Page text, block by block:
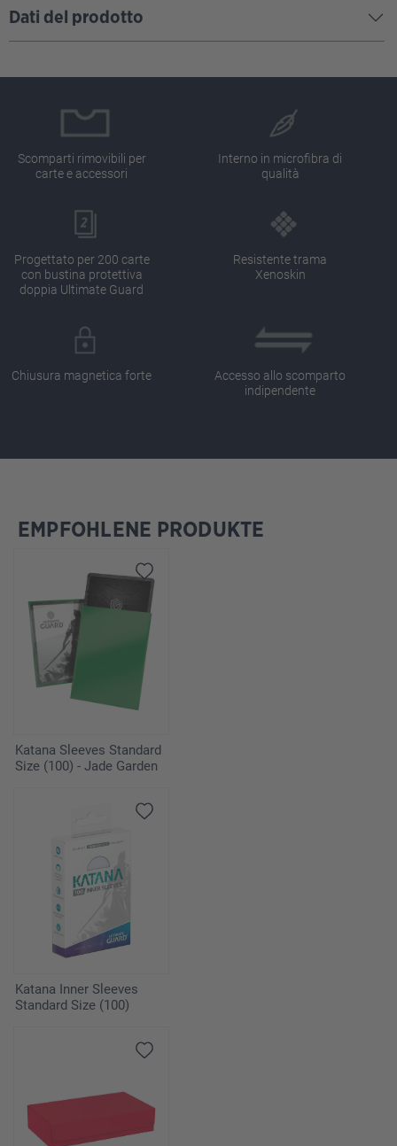
Dati del prodotto
Scomparti rimovibili per
carte e accessori
Interno in microfibra di
qualità
Progettato per 200 carte
con bustina protettiva
doppia Ultimate Guard
Resistente trama
Xenoskin
Chiusura magnetica forte
Accesso allo scomparto
indipendente
Salta la galleria dei prodotti
EMPFOHLENE PRODUKTE
Katana Sleeves Standard
Size (100) - Jade Garden
Katana Inner Sleeves
Standard Size (100)